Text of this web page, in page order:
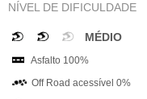
NÍVEL DE DIFICULDADE
MÉDIO
Asfalto 100%
Off Road acessível 0%